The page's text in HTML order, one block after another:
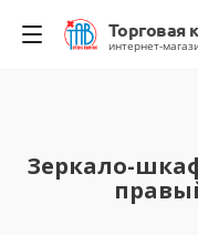
Зеркало-